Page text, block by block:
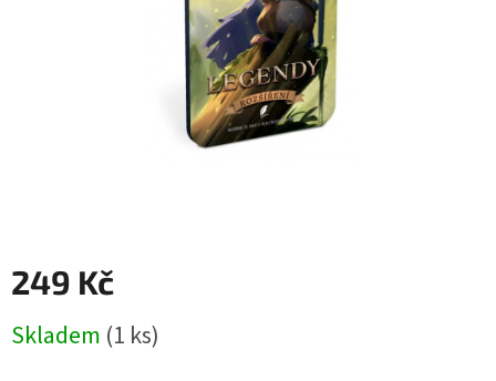
249 Kč
cena:
Skladem (1 ks)